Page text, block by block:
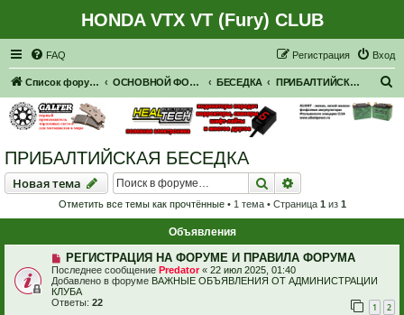
HONDA VTX VT (Fury) CLUB
FAQ Вход
Регистрация
Список форумов ОСНОВНОЙ ФОРУМ БЕСЕДКА ПРИБАЛТИЙСКАЯ БЕСЕДКА
ПРИБАЛТИЙСКАЯ БЕСЕДКА
Новая тема
Новаятема Поиск
Отметить все темы как прочтённые• 1 тема • Страница 1 из 1
Объявления
РЕГИСТРАЦИЯ НА ФОРУМЕ И ПРАВИЛА ФОРУМА
Последнее сообщение Predator« 22 июл 2025, 01:40
Добавлено в форуме ВАЖНЫЕ ОБЪЯВЛЕНИЯ ОТ АДМИНИСТРАЦИИ
КЛУБА
Ответы: 22 1 2